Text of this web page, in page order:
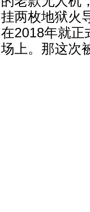
挂两枚地狱火
在2018年就正
场上。那这次